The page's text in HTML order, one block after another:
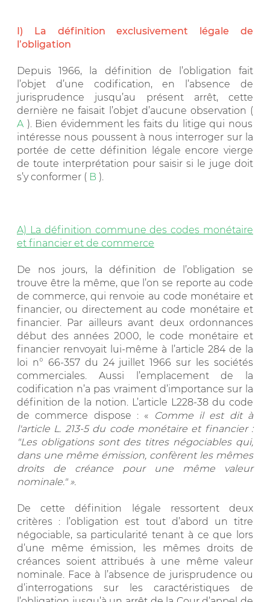
I) La définition exclusivement légale de
l’obligation
Depuis 1966, la définition de l’obligation fait
l’objet d’une codification, en l’absence de
jurisprudence jusqu’au présent arrêt, cette
dernière ne faisait l’objet d’aucune observation (
A ). Bien évidemment les faits du litige qui nous
intéresse nous poussent à nous interroger sur la
portée de cette définition légale encore vierge
de toute interprétation pour saisir si le juge doit
s’y conformer ( B ).
A) La définition commune des codes monétaire
et financier et de commerce
De nos jours, la définition de l’obligation se
trouve être la même, que l’on se reporte au code
de commerce, qui renvoie au code monétaire et
financier, ou directement au code monétaire et
financier. Par ailleurs avant deux ordonnances
début des années 2000, le code monétaire et
financier renvoyait lui-même à l’article 284 de la
loi n° 66-357 du 24 juillet 1966 sur les sociétés
commerciales. Aussi l’emplacement de la
codification n’a pas vraiment d’importance sur la
définition de la notion. L’article L228-38 du code
de commerce dispose : «
Comme il est dit à
l'article L. 213-5 du code monétaire et financier :
"Les obligations sont des titres négociables qui,
dans une même émission, confèrent les mêmes
droits de créance pour une même valeur
nominale." ».
De cette définition légale ressortent deux
critères : l’obligation est tout d’abord un titre
négociable, sa particularité tenant à ce que lors
d’une même émission, les mêmes droits de
créances soient attribués à une même valeur
nominale. Face à l’absence de jurisprudence ou
d’interrogations sur les caractéristiques de